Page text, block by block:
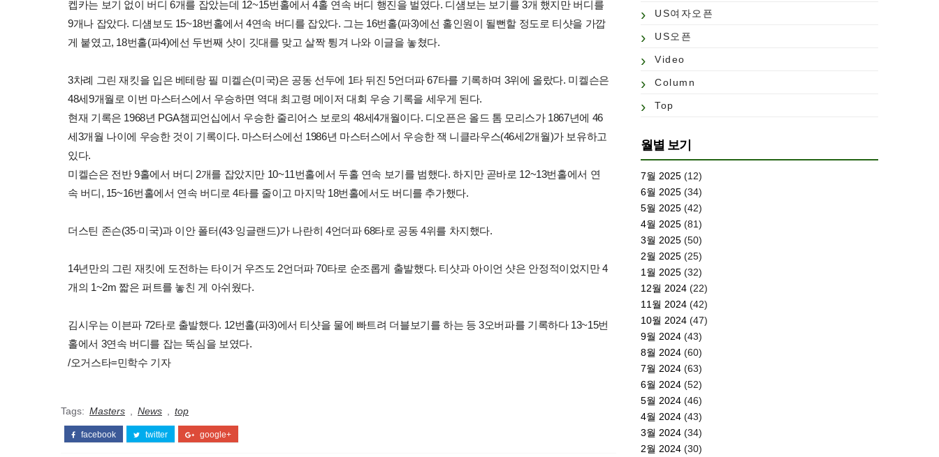
켑카는 보기 없이 버디 6개를 잡았는데 12~15번홀에서 4홀 연속 버디 행진을 벌였다. 디섐보는 보기를 3개 했지만 버디를
9개나 잡았다. 디섐보도 15~18번홀에서 4연속 버디를 잡았다. 그는 16번홀(파3)에선 홀인원이 될뻔할 정도로 티샷을 가깝
게 붙였고, 18번홀(파4)에선 두번째 샷이 깃대를 맞고 살짝 튕겨 나와 이글을 놓쳤다.
3차례 그린 재킷을 입은 베테랑 필 미켈슨(미국)은 공동 선두에 1타 뒤진 5언더파 67타를 기록하며 3위에 올랐다. 미켈슨은
48세9개월로 이번 마스터스에서 우승하면 역대 최고령 메이저 대회 우승 기록을 세우게 된다.
현재 기록은 1968년 PGA챔피언십에서 우승한 줄리어스 보로의 48세4개월이다. 디오픈은 올드 톰 모리스가 1867년에 46
세3개월 나이에 우승한 것이 기록이다. 마스터스에선 1986년 마스터스에서 우승한 잭 니클라우스(46세2개월)가 보유하고
있다.
미켈슨은 전반 9홀에서 버디 2개를 잡았지만 10~11번홀에서 두홀 연속 보기를 범했다. 하지만 곧바로 12~13번홀에서 연
속 버디, 15~16번홀에서 연속 버디로 4타를 줄이고 마지막 18번홀에서도 버디를 추가했다.
더스틴 존슨(35·미국)과 이안 폴터(43·잉글랜드)가 나란히 4언더파 68타로 공동 4위를 차지했다.
14년만의 그린 재킷에 도전하는 타이거 우즈도 2언더파 70타로 순조롭게 출발했다. 티샷과 아이언 샷은 안정적이었지만 4
개의 1~2m 짧은 퍼트를 놓친 게 아쉬웠다.
김시우는 이븐파 72타로 출발했다. 12번홀(파3)에서 티샷을 물에 빠트려 더블보기를 하는 등 3오버파를 기록하다 13~15번
홀에서 3연속 버디를 잡는 뚝심을 보였다.
/오거스타=민학수 기자
Tags: Masters News top
facebook twitter google+
US여자오픈
US오픈
Video
Column
Top
월별 보기
7월 2025 (12)
6월 2025 (34)
5월 2025 (42)
4월 2025 (81)
3월 2025 (50)
2월 2025 (25)
1월 2025 (32)
12월 2024 (22)
11월 2024 (42)
10월 2024 (47)
9월 2024 (43)
8월 2024 (60)
7월 2024 (63)
6월 2024 (52)
5월 2024 (46)
4월 2024 (43)
3월 2024 (34)
2월 2024 (30)